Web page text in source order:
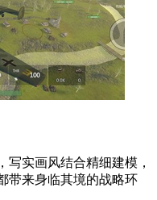
写实画风结合精细建模，
带来身临其境的战略环